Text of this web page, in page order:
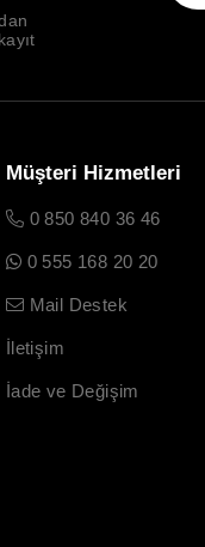
Müşteri Hizmetleri
0 850 840 36 46
0 555 168 20 20
Mail Destek
İletişim
İade ve Değişim